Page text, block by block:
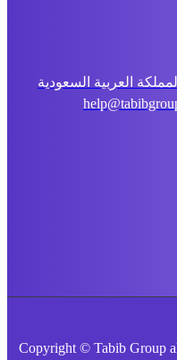
العربية السعودية
Copyright © Tabib